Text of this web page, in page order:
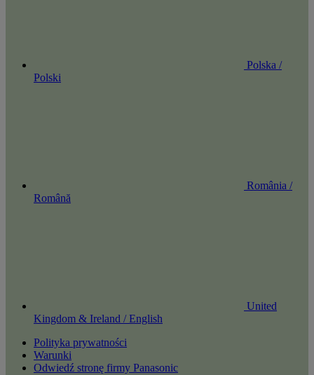
Polska /
Polski
România /
Română
United
Kingdom & Ireland / English
Polityka prywatności
Warunki
Odwiedź stronę firmy Panasonic